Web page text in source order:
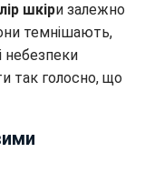
шкіри залежно
темнішають,
небезпеки
так голосно, що